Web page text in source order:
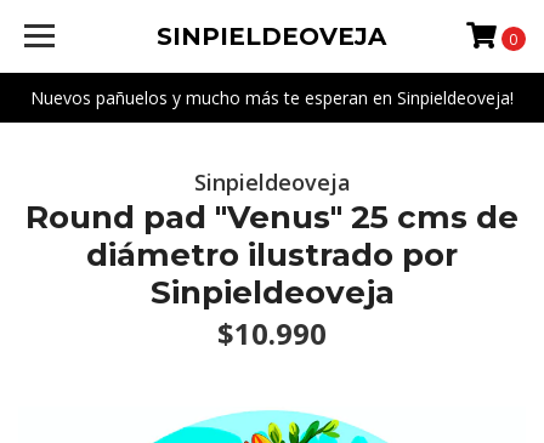
Nuevos pañuelos y mucho más te esperan en Sinpieldeoveja!
SINPIELDEOVEJA 0
Sinpieldeoveja
Round pad "Venus" 25 cms de
diámetro ilustrado por
Sinpieldeoveja
$10.990